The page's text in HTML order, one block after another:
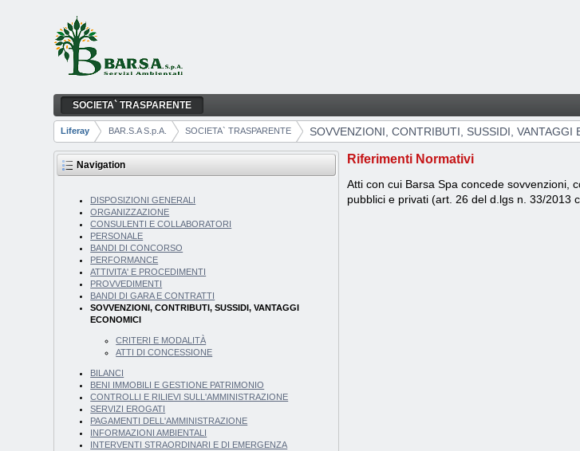
SOVVENZIONI, CONTRIBUTI, SUSSIDI, VANTAGGI ECONOMICI
Navigation
SOCIETA` TRASPARENTE
Breadcrumbs
Liferay BAR.S.A S.p.A. SOCIETA` TRASPARENTE SOVVENZIONI, CONTRIBUTI, SUSSIDI, VANTAGGI
Navigation
DISPOSIZIONI GENERALI
ORGANIZZAZIONE
CONSULENTI E COLLABORATORI
PERSONALE
BANDI DI CONCORSO
PERFORMANCE
ATTIVITA' E PROCEDIMENTI
PROVVEDIMENTI
BANDI DI GARA E CONTRATTI
SOVVENZIONI, CONTRIBUTI, SUSSIDI, VANTAGGI
ECONOMICI
CRITERI E MODALITÀ
ATTI DI CONCESSIONE
BILANCI
BENI IMMOBILI E GESTIONE PATRIMONIO
CONTROLLI E RILIEVI SULL'AMMINISTRAZIONE
SERVIZI EROGATI
PAGAMENTI DELL'AMMINISTRAZIONE
INFORMAZIONI AMBIENTALI
INTERVENTI STRAORDINARI E DI EMERGENZA
Riferimenti Normativi
Atti con cui Barsa Spa concede sovvenzioni,
pubblici e privati (art. 26 del d.lgs n. 33/2013